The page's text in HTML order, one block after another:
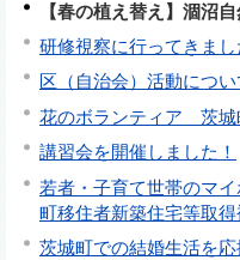
【春の植え替え】涸沼
研修視察に行ってきまし
区（自治会）活動につい
花のボランティア 茨城
講習会を開催しました！
若者・子育て世帯のマ
町移住者新築住宅等取得
茨城町での結婚生活を応